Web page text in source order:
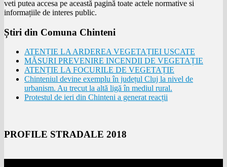
veti putea accesa pe această pagină toate actele normative si
informațiile de interes public.
Știri din Comuna Chinteni
ATENȚIE LA ARDEREA VEGETAȚIEI USCATE
MĂSURI PREVENIRE INCENDII DE VEGETAȚIE
ATENȚIE LA FOCURILE DE VEGETAȚIE
Chinteniul devine exemplu în județul Cluj la nivel de
urbanism. Au trecut la altă ligă în mediul rural.
Protestul de ieri din Chinteni a generat reacții
PROFILE STRADALE 2018